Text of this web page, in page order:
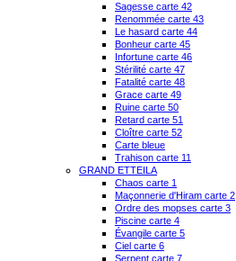
Sagesse carte 42
Renommée carte 43
Le hasard carte 44
Bonheur carte 45
Infortune carte 46
Stérilité carte 47
Fatalité carte 48
Grace carte 49
Ruine carte 50
Retard carte 51
Cloître carte 52
Carte bleue
Trahison carte 11
GRAND ETTEILA
Chaos carte 1
Maçonnerie d'Hiram carte 2
Ordre des mopses carte 3
Piscine carte 4
Évangile carte 5
Ciel carte 6
Serpent carte 7